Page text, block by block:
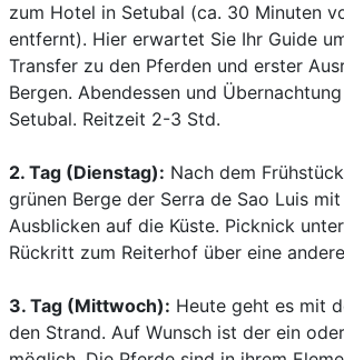
zum Hotel in Setubal (ca. 30 Minuten
entfernt). Hier erwartet Sie Ihr Guide
Transfer zu den Pferden und erster
Bergen. Abendessen und
Setubal. Reitzeit 2-3 Std.
2. Tag (Dienstag): Nach dem
grünen Berge der Serra de Sao Luis
Ausblicken auf die Küste. Picknick
Rückritt zum Reiterhof über eine
3. Tag (Mittwoch): Heute geht es mit
den Strand. Auf Wunsch ist der ein